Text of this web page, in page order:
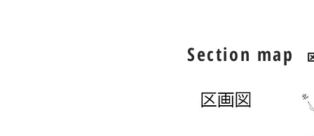
Section map